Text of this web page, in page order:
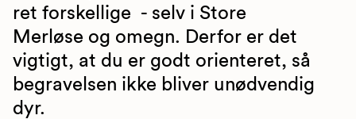
ret forskellige - selv i Store
Merløse og omegn. Derfor er det
vigtigt, at du er godt orienteret, så
begravelsen ikke bliver unødvendig
dyr.